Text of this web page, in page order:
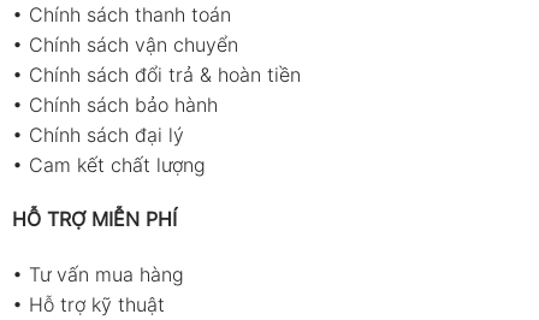
• Chính sách thanh toán
• Chính sách vận chuyển
• Chính sách đổi trả & hoàn tiền
• Chính sách bảo hành
• Chính sách đại lý
• Cam kết chất lượng
HỖ TRỢ MIỄN PHÍ
• Tư vấn mua hàng
• Hỗ trợ kỹ thuật